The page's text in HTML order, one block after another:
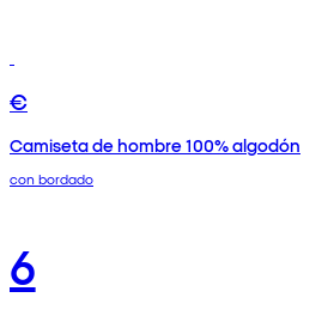
€
Camiseta de hombre 100% algodón
con bordado
6